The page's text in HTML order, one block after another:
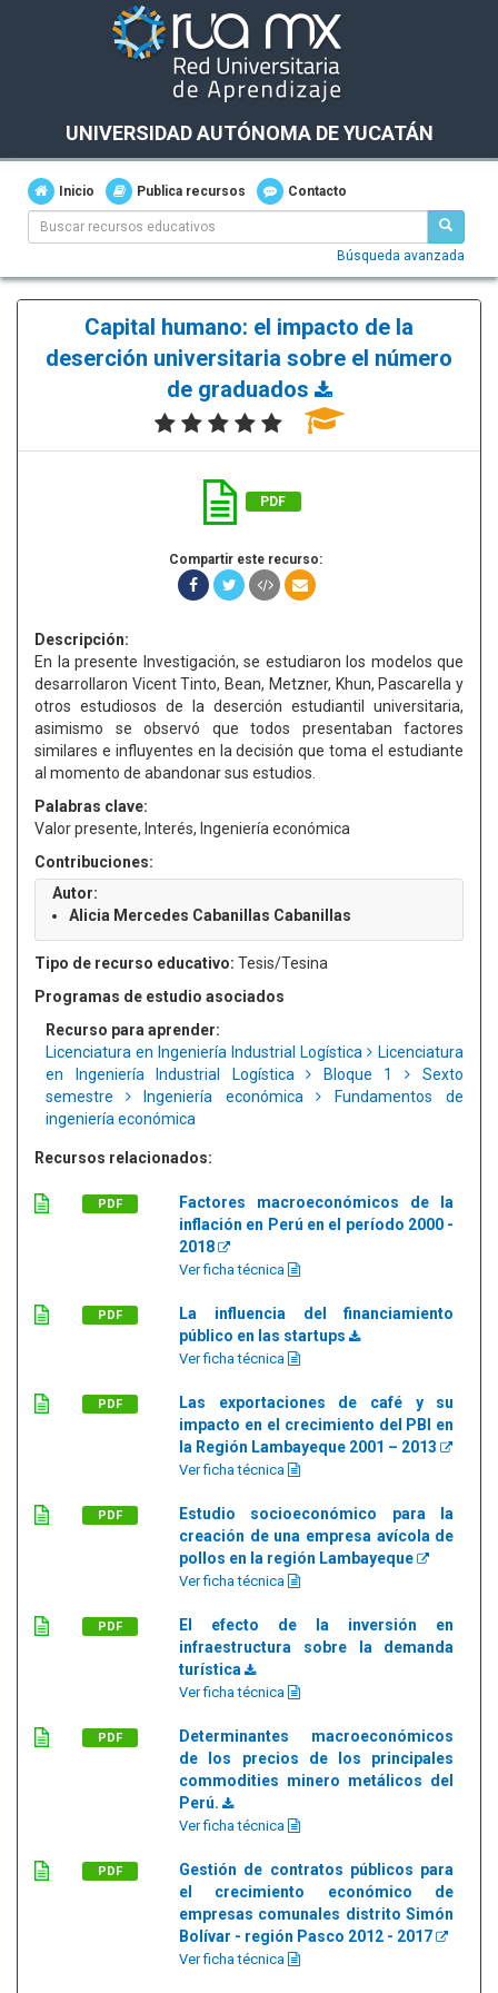
UNIVERSIDAD AUTÓNOMA DE YUCATÁN
Inicio Publica recursos Contacto
Búsqueda avanzada
Capital humano: el impacto de la
deserción universitaria sobre el número
de graduados
PDF
Compartir este recurso:
Descripción:
En la presente Investigación, se estudiaron los modelos que
desarrollaron Vicent Tinto, Bean, Metzner, Khun, Pascarella y
otros estudiosos de la deserción estudiantil universitaria,
asimismo se observó que todos presentaban factores
similares e influyentes en la decisión que toma el estudiante
al momento de abandonar sus estudios.
Palabras clave:
Valor presente, Interés, Ingeniería económica
Contribuciones:
Autor:
Alicia Mercedes Cabanillas Cabanillas
Tipo de recurso educativo: Tesis/Tesina
Programas de estudio asociados
Recurso para aprender:
Licenciatura en Ingeniería Industrial Logística
Licenciatura
en Ingeniería Industrial Logística
Bloque 1
Sexto
semestre
Ingeniería económica
Fundamentos de
ingeniería económica
Recursos relacionados:
PDF
Factores macroeconómicos de la
inflación en Perú en el período 2000 -
2018
Ver ficha técnica
PDF
La influencia del financiamiento
público en las startups
Ver ficha técnica
PDF
Las exportaciones de café y su
impacto en el crecimiento del PBI en
la Región Lambayeque 2001 – 2013
Ver ficha técnica
PDF
Estudio socioeconómico para la
creación de una empresa avícola de
pollos en la región Lambayeque
Ver ficha técnica
PDF
El efecto de la inversión en
infraestructura sobre la demanda
turística
Ver ficha técnica
PDF
Determinantes macroeconómicos
de los precios de los principales
commodities minero metálicos del
Perú.
Ver ficha técnica
PDF
Gestión de contratos públicos para
el crecimiento económico de
empresas comunales distrito Simón
Bolívar - región Pasco 2012 - 2017
Ver ficha técnica